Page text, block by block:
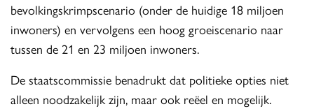
bevolkingskrimpscenario (onder de huidige 18 miljoen
inwoners) en vervolgens een hoog groeiscenario naar
tussen de 21 en 23 miljoen inwoners.
De staatscommissie benadrukt dat politieke opties niet
alleen noodzakelijk zijn, maar ook reëel en mogelijk.